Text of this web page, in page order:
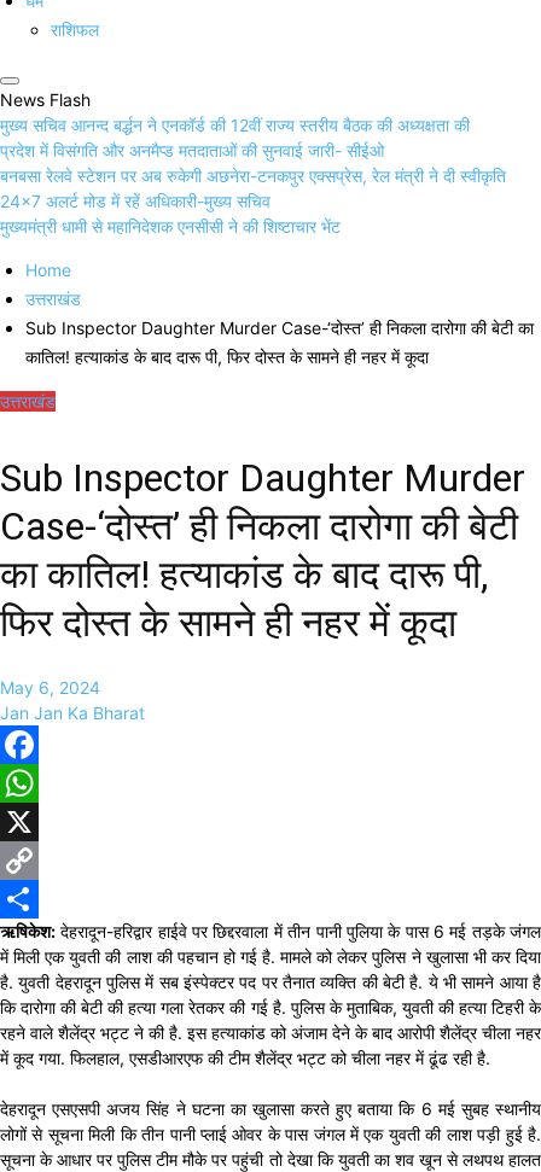
राशिफल
News Flash
मुख्य सचिव आनन्द बर्द्धन ने एनकॉर्ड की 12वीं राज्य स्तरीय बैठक की अध्यक्षता की
प्रदेश में विसंगति और अनमैप्ड मतदाताओं की सुनवाई जारी- सीईओ
बनबसा रेलवे स्टेशन पर अब रुकेगी अछनेरा-टनकपुर एक्सप्रेस, रेल मंत्री ने दी स्वीकृति
24×7 अलर्ट मोड में रहें अधिकारी-मुख्य सचिव
मुख्यमंत्री धामी से महानिदेशक एनसीसी ने की शिष्टाचार भेंट
Home
उत्तराखंड
Sub Inspector Daughter Murder Case-‘दोस्त’ ही निकला दारोगा की बेटी का
कातिल! हत्याकांड के बाद दारू पी, फिर दोस्त के सामने ही नहर में कूदा
उत्तराखंड
Sub Inspector Daughter Murder
Case-‘दोस्त’ ही निकला दारोगा की बेटी
का कातिल! हत्याकांड के बाद दारू पी,
फिर दोस्त के सामने ही नहर में कूदा
May 6, 2024
Jan Jan Ka Bharat
Facebook
WhatsApp
X
Copy
Link
Share
ऋषिकेश: देहरादून-हरिद्वार हाईवे पर छिद्दरवाला में तीन पानी पुलिया के पास 6 मई तड़के जंगल
में मिली एक युवती की लाश की पहचान हो गई है. मामले को लेकर पुलिस ने खुलासा भी कर दिया
है. युवती देहरादून पुलिस में सब इंस्पेक्टर पद पर तैनात व्यक्ति की बेटी है. ये भी सामने आया है
कि दारोगा की बेटी की हत्या गला रेतकर की गई है. पुलिस के मुताबिक, युवती की हत्या टिहरी के
रहने वाले शैलेंद्र भट्ट ने की है. इस हत्याकांड को अंजाम देने के बाद आरोपी शैलेंद्र चीला नहर
में कूद गया. फिलहाल, एसडीआरएफ की टीम शैलेंद्र भट्ट को चीला नहर में ढूंढ रही है.
देहरादून एसएसपी अजय सिंह ने घटना का खुलासा करते हुए बताया कि 6 मई सुबह स्थानीय
लोगों से सूचना मिली कि तीन पानी प्लाई ओवर के पास जंगल में एक युवती की लाश पड़ी हुई है.
सूचना के आधार पर पुलिस टीम मौके पर पहुंची तो देखा कि युवती का शव खून से लथपथ हालत